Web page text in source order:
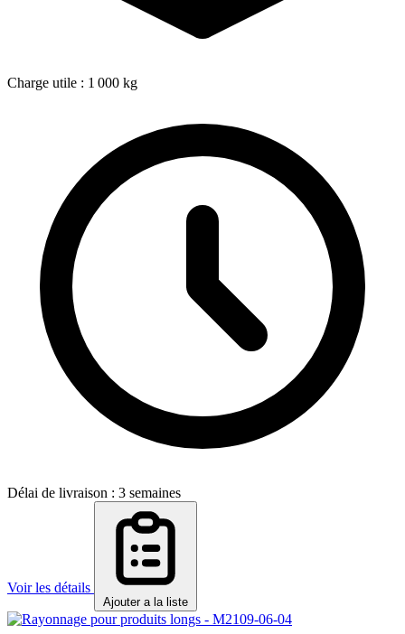
Charge utile : 1 000 kg
Délai de livraison : 3 semaines
Voir les détails
Ajouter a la liste